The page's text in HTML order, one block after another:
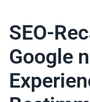
SEO-
Google